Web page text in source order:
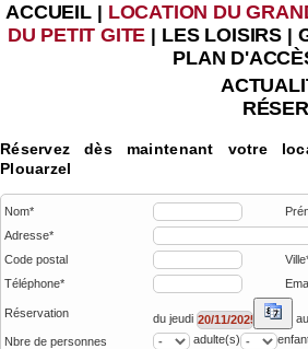
ACCUEIL| LOCATION DU
DU PETIT GITE | LES LOISIRS |
PLAN
Réservez dès maintenant votre
Plouarzel
Nom*
Adresse*
Code postal
Téléphone*
Réservation du jeudi
Nbre de personnes
adulte(s)